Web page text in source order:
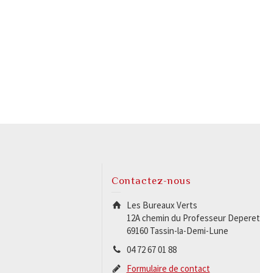
Contactez-nous
Les Bureaux Verts
12A chemin du Professeur Deperet
69160 Tassin-la-Demi-Lune
04 72 67 01 88
Formulaire de contact